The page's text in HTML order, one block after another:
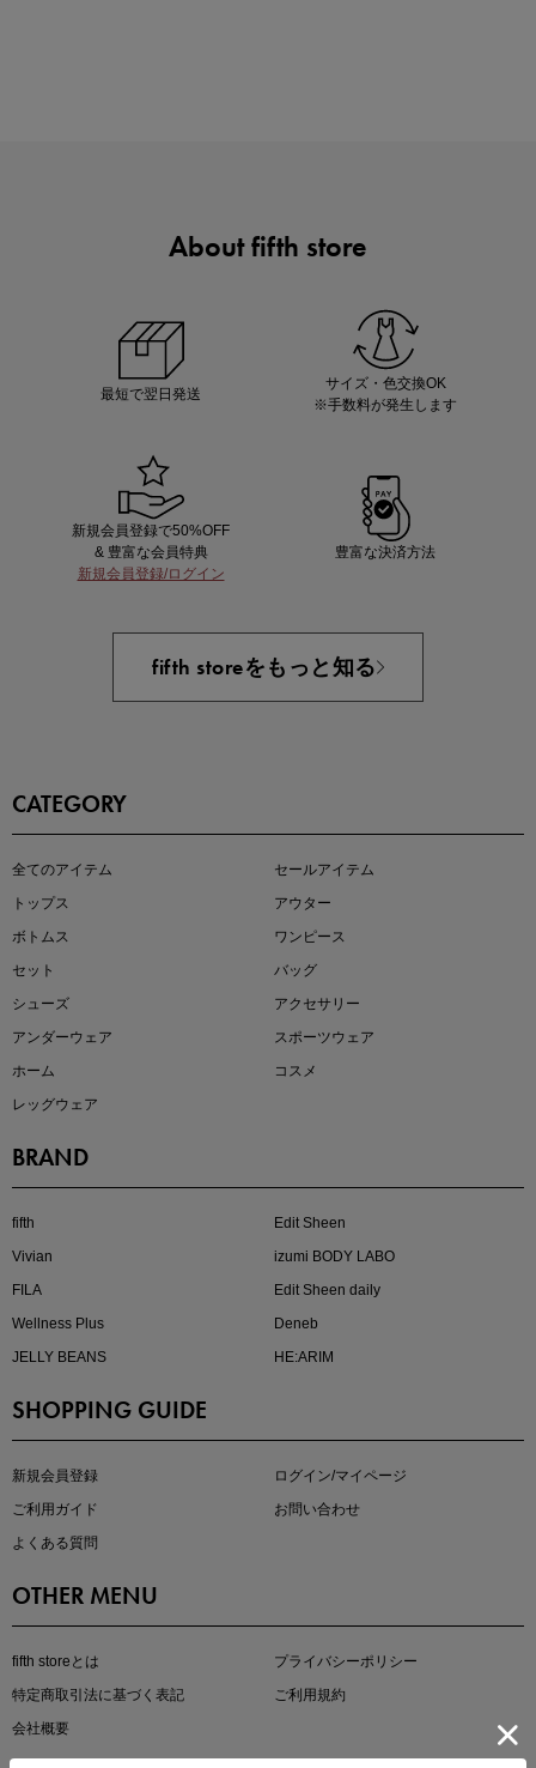
即戦力アイテム続々対象
注目の新作が販売開始
kokoさんセレクト
今季の注目アイテムをご紹介
この夏の主役確定！
About fifth store
最短で翌日発送
サイズ・色交換OK
※手数料が発生します
新規会員登録で50%OFF
& 豊富な会員特典
新規会員登録/ログイン
豊富な決済方法
fifth storeをもっと知る
CATEGORY
全てのアイテム
セールアイテム
トップス
アウター
ボトムス
ワンピース
セット
バッグ
シューズ
アクセサリー
アンダーウェア
スポーツウェア
ホーム
コスメ
レッグウェア
BRAND
fifth
Edit Sheen
Vivian
izumi BODY LABO
FILA
Edit Sheen daily
Wellness Plus
Deneb
JELLY BEANS
HE:ARIM
SHOPPING GUIDE
新規会員登録
ログイン/マイページ
ご利用ガイド
お問い合わせ
よくある質問
OTHER MENU
fifth storeとは
プライバシーポリシー
特定商取引法に基づく表記
ご利用規約
会社概要